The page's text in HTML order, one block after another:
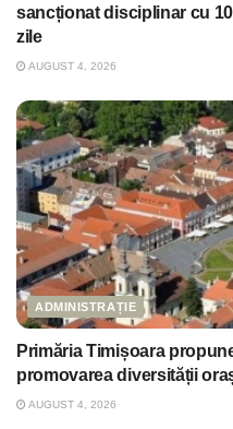
sancționat disciplinar cu
zile
AUGUST 4, 2026
ADMINISTRAȚIE
Primăria Timișoara
promovarea diversității
AUGUST 4, 2026